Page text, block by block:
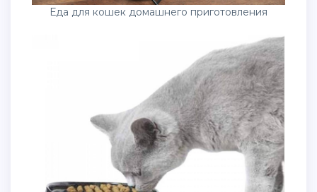
Еда для кошек домашнего приготовления